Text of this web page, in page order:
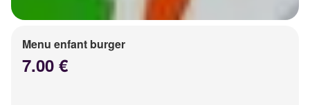
Menu enfant burger
7.00 €